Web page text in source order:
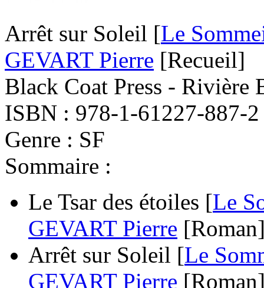
Arrêt sur Soleil [Le
GEVART Pierre [Recueil]
Black Coat Press - Rivière
ISBN : 978-1-61227-887-2
Genre : SF
Sommaire :
Le Tsar des étoiles [Le
GEVART Pierre
Arrêt sur Soleil [Le
GEVART Pierre